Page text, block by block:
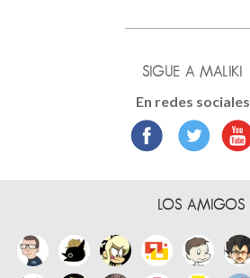
SIGUE A MALIKI
En redes sociales
LOS AMIGOS